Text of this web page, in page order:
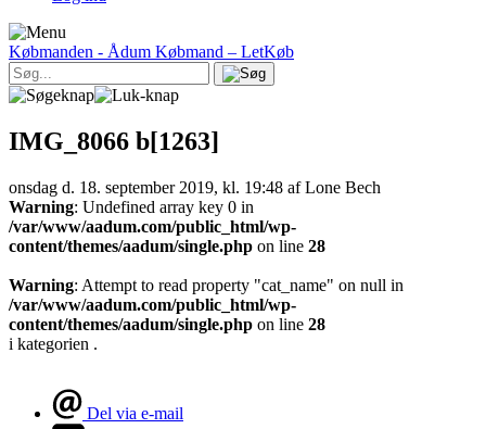
Købmanden - Ådum Købmand – LetKøb
IMG_8066 b[1263]
onsdag d. 18. september 2019, kl. 19:48 af Lone Bech
Warning: Undefined array key 0 in
/var/www/aadum.com/public_html/wp-
content/themes/aadum/single.php on line 28
Warning: Attempt to read property "cat_name" on null in
/var/www/aadum.com/public_html/wp-
content/themes/aadum/single.php on line 28
i kategorien .
Del via e-mail